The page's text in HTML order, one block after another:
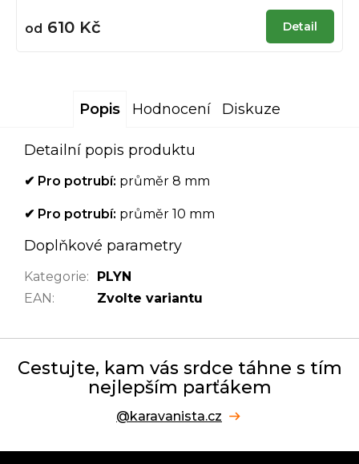
od 610 Kč Detail
Popis Hodnocení Diskuze
Detailní popis produktu
✔ Pro potrubí: průměr 8 mm
✔ Pro potrubí: průměr 10 mm
Doplňkové parametry
Kategorie:
PLYN
EAN: Zvolte variantu
Cestujte, kam vás srdce táhne s tím
nejlepším parťákem
@karavanista.cz